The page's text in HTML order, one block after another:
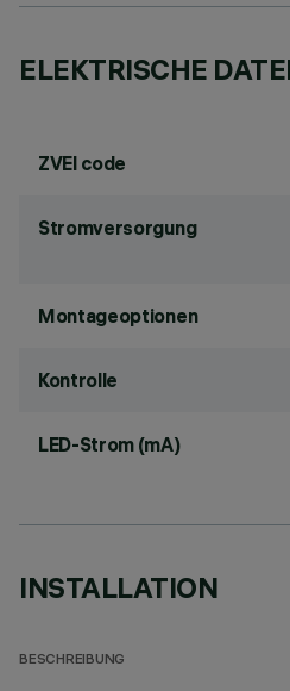
ELEKTRISCHE
ZVEI code
Stromversorgung
Montageoptionen
Kontrolle
LED-Strom (mA)
INSTALLATION
BESCHREIBUNG